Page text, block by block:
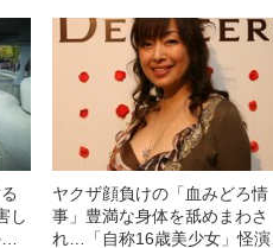
し
ヤクザ顔負けの「血みどろ情
事」豊満な身体を舐めまわさ
れ…「自称16歳美少女」怪演